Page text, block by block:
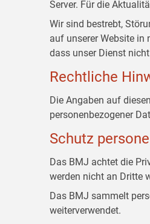
Server. Für die
Wir sind bestrebt,
auf unserer Website in
dass unser Dienst
Rechtliche
Die Angaben auf
personenbezogener
Schutz
Das BMJ achtet die
werden nicht an Dritte
Das BMJ sammelt
weiterverwendet.